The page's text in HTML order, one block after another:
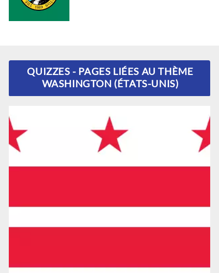
QUIZZES - PAGES LIÉES AU THÈME
WASHINGTON (ÉTATS-UNIS)